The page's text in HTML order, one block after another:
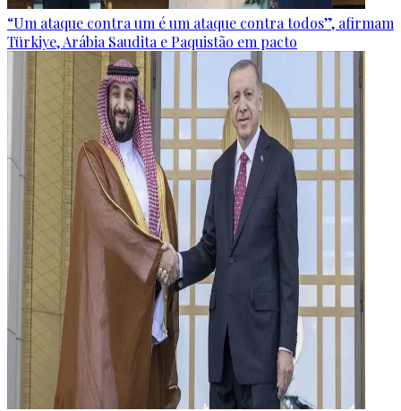
“Um ataque contra um é um ataque contra todos”, afirmam
Türkiye, Arábia Saudita e Paquistão em pacto